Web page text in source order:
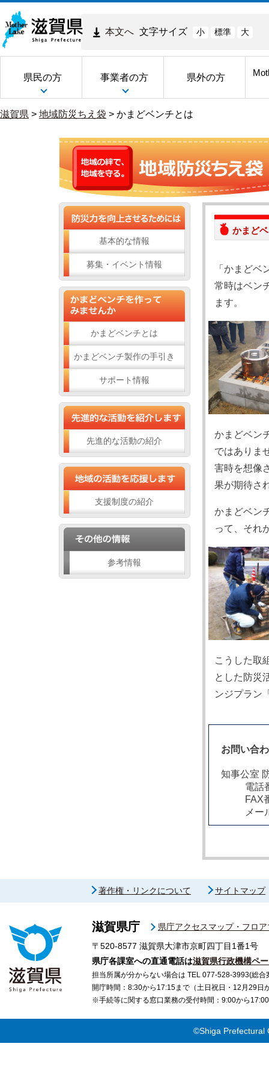
本文へ 文字サイズ 小 標準 大
県民の方 事業者の方 県外の方
滋賀県 > 地域防災ちえ袋 > かまどベンチとは
基本的な情報
募集・イベント情報
かまどベンチとは
かまどベンチ製作の手引き
サポート情報
先進的な活動の紹介
支援制度の紹介
参考情報
かまど
「かまど
常時はベン
ます。
かまどベン
ではありま
害時を想像
果が期待さ
かまどベン
って、それ
こうした取
とした防災
ンジプラン
お問い合
知事公室
電話
FAX
メー
著作権・リンクについて サイトマップ
滋賀県庁
県庁アクセスマップ・フロ
〒520-8577 滋賀県大津市京町四丁目1番1号
県庁各課室への直通電話は滋賀県行政機構ペ
担当所属が分からない場合は TEL 077-528-3993(総合
開庁時間：8:30から17:15まで（土日祝日・12月29日
※手続等に関する窓口業務の受付時間：9:00から
©Shiga Prefectural